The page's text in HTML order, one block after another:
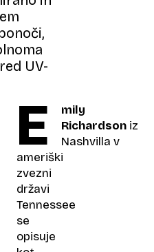
UV-
E
mily
Richardson iz
Nashvilla v
ameriški
zvezni
državi
Tennessee
se
opisuje